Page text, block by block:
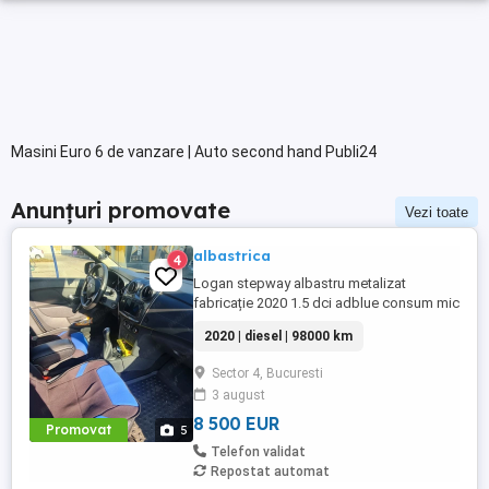
Masini Euro 6 de vanzare | Auto second hand Publi24
Anunțuri promovate Vezi toate
Promovat 5
4 albastrica
Logan stepway albastru metalizat
fabricație 2020 1.5 dci adblue consum mic
luneta colantata cu autorizație distributia
făcută la 92000km start - stop Cruise
control + limitator viteza comenzi pe volan
start stop abs esp sistem multimedia
Media Nav ecran ...
2020 | diesel | 98000 km
Sector 4, Bucuresti
3 august
8 500 EUR
Telefon validat
Repostat automat